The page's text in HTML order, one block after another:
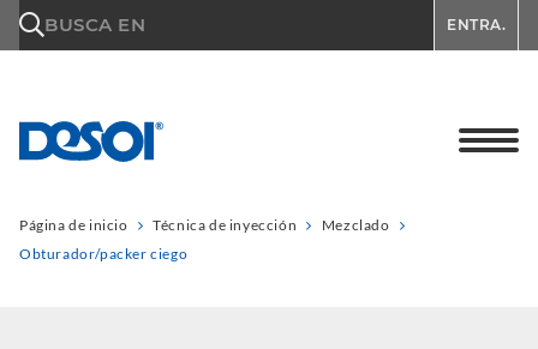
BUSCA EN ENTRA.
Página de inicio Técnica de inyección
Mezclado
Obturador/packer ciego